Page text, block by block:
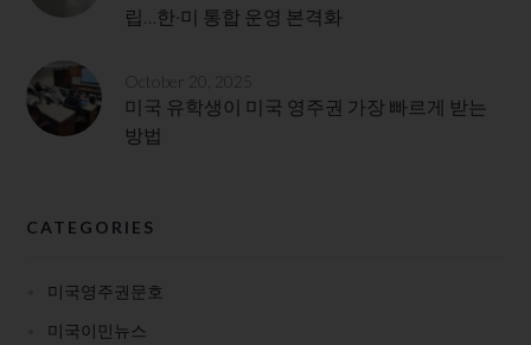
립…한·미 통합 운영 본격화
October 20, 2025
미국 유학생이 미국 영주권 가장 빠르게 받는
방법
CATEGORIES
미국영주권문호
미국이민뉴스